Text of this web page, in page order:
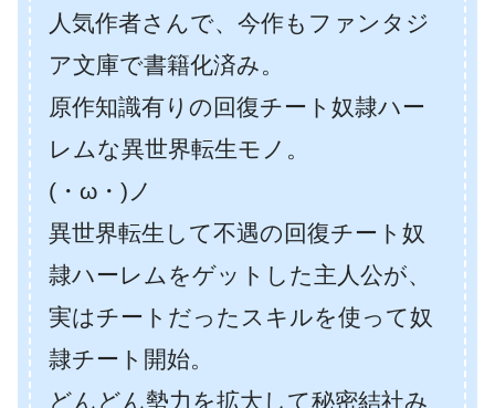
人気作者さんで、今作もファンタジ
ア文庫で書籍化済み。
原作知識有りの回復チート奴隷ハー
レムな異世界転生モノ。
(・ω・)ノ
異世界転生して不遇の回復チート奴
隷ハーレムをゲットした主人公が、
実はチートだったスキルを使って奴
隷チート開始。
どんどん勢力を拡大して秘密結社み